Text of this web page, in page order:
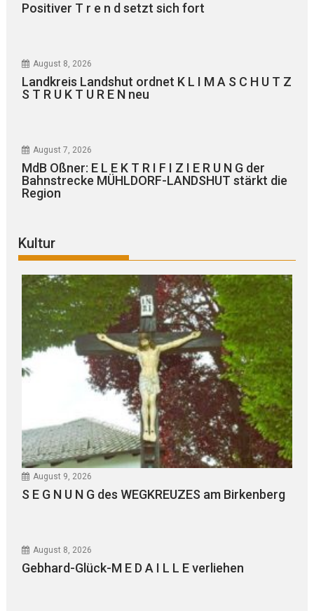
Positiver T r e n d setzt sich fort
August 8, 2026
Landkreis Landshut ordnet K L I M A S C H U T Z
S T R U K T U R E N neu
August 7, 2026
MdB Oßner: E L E K T R I F I Z I E R U N G der
Bahnstrecke MÜHLDORF-LANDSHUT stärkt die
Region
Kultur
August 9, 2026
S E G N U N G des WEGKREUZES am Birkenberg
August 8, 2026
Gebhard-Glück-M E D A I L L E verliehen